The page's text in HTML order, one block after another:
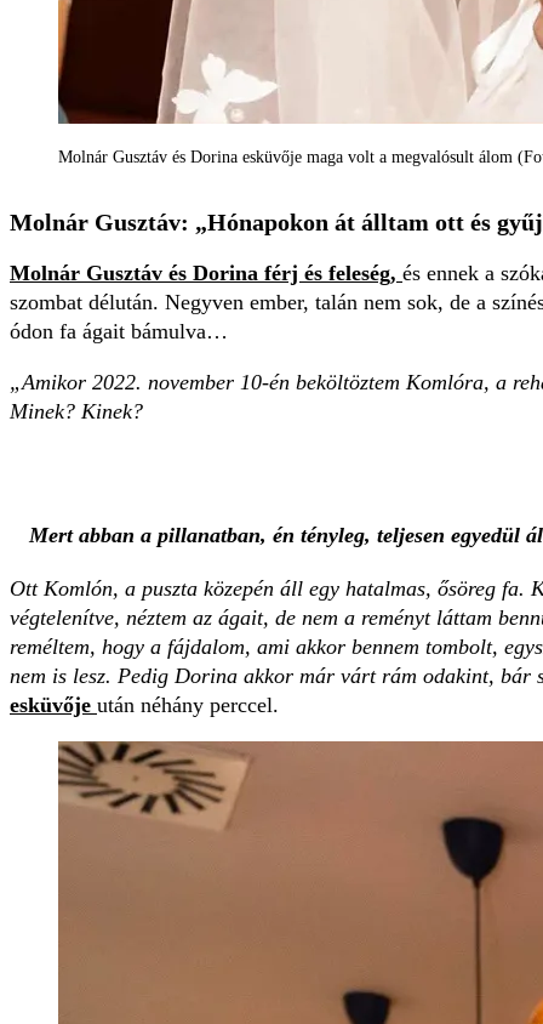
Molnár Gusztáv és Dorina esküvője maga volt a megvalósult álom
Molnár Gusztáv: „Hónapokon át álltam ott és
Molnár Gusztáv és Dorina férj és feleség, és ennek a
szombat délután. Negyven ember, talán nem sok, de a
ódon fa ágait bámulva…
„Amikor 2022. november 10-én beköltöztem Komlóra, a
Minek? Kinek?
Mert abban a pillanatban, én tényleg, teljesen egyedül
Ott Komlón, a puszta közepén áll egy hatalmas, ősöreg
végtelenítve, néztem az ágait, de nem a reményt láttam
reméltem, hogy a fájdalom, ami akkor bennem tombolt,
nem is lesz. Pedig Dorina akkor már várt rám odakint, bár
esküvője után néhány perccel.